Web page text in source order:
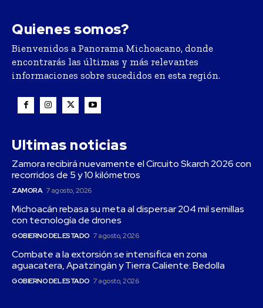
Quienes somos?
Bienvenidos a Panorama Michoacano, donde
encontrarás las últimas y más relevantes
informaciones sobre sucedidos en esta región.
Ultimas noticias
Zamora recibirá nuevamente el Circuito Skarch 2026 con
recorridos de 5 y 10 kilómetros
ZAMORA 7 agosto, 2026
Michoacán rebasa su meta al dispersar 204 mil semillas
con tecnología de drones
GOBIERNO DEL ESTADO 7 agosto, 2026
Combate a la extorsión se intensifica en zona
aguacatera, Apatzingán y Tierra Caliente: Bedolla
GOBIERNO DEL ESTADO 7 agosto, 2026